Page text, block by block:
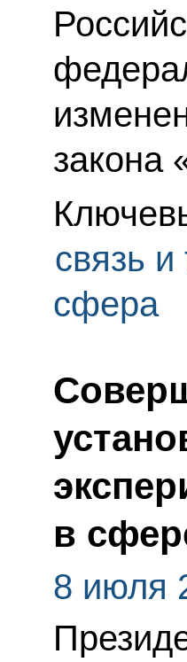
закона
связь
сфера
в
8 июля